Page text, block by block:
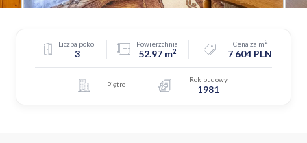
Liczba pokoi
3
Powierzchnia
52.97 m2
Cena za m2
7 604 PLN
Piętro
Rok budowy
1981